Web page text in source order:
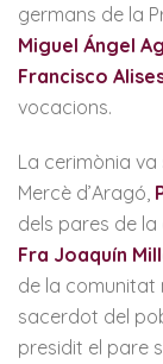
germans de la
Miguel Ángel
Francisco
vocacions.
La cerimònia va
Mercè d’Aragó,
dels pares de
Fra Joaquín
de la comunitat
sacerdot del
presidit el pare